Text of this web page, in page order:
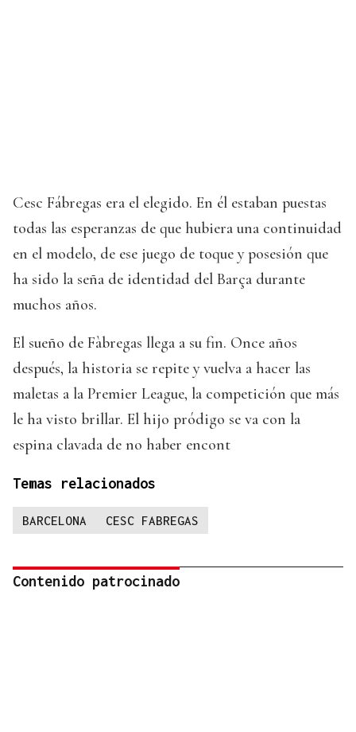
Cesc Fábregas era el elegido. En él estaban puestas
todas las esperanzas de que hubiera una continuidad
en el modelo, de ese juego de toque y posesión que
ha sido la seña de identidad del Barça durante
muchos años.
El sueño de Fàbregas llega a su fin. Once años
después, la historia se repite y vuelva a hacer las
maletas a la Premier League, la competición que más
le ha visto brillar. El hijo pródigo se va con la
espina clavada de no haber encont
Temas relacionados
BARCELONA CESC FABREGAS
Contenido patrocinado